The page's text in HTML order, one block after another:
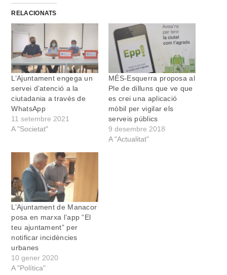
RELACIONATS
L’Ajuntament engega un
servei d’atenció a la
ciutadania a través de
WhatsApp
11 setembre 2021
A "Societat"
MÉS-Esquerra proposa al
Ple de dilluns que ve que
es crei una aplicació
mòbil per vigilar els
serveis públics
9 desembre 2018
A "Actualitat"
L’Ajuntament de Manacor
posa en marxa l’app “El
teu ajuntament” per
notificar incidències
urbanes
10 gener 2020
A "Política"